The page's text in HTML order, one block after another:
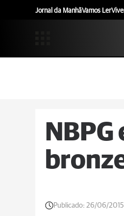
Jornal da ManhãVamos Ler
Publicado: 26/06/